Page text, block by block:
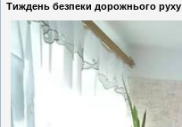
Тиждень безпеки дорожнього руху